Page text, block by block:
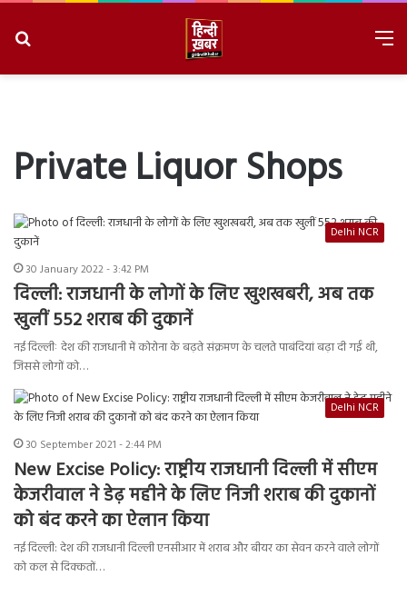
Private Liquor Shops
Delhi NCR
30 January 2022 - 3:42 PM
दिल्ली: राजधानी के लोगों के लिए खुशखबरी, अब तक
खुलीं 552 शराब की दुकानें
नई दिल्लीः देश की राजधानी में कोरोना के बढ़ते संक्रमण के चलते पाबंदियां बढ़ा दी गईं थी,
जिससे लोगों को…
Delhi NCR
30 September 2021 - 2:44 PM
New Excise Policy: राष्ट्रीय राजधानी दिल्ली में सीएम
केजरीवाल ने डेढ़ महीने के लिए निजी शराब की दुकानों
को बंद करने का ऐलान किया
नई दिल्ली: देश की राजधानी दिल्ली एनसीआर में शराब और बीयर का सेवन करने वाले लोगों
को कल से दिक्कतों…